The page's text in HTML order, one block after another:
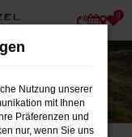
0
Nutzung unserer
mit Ihnen
Präferenzen und
nur, wenn Sie uns